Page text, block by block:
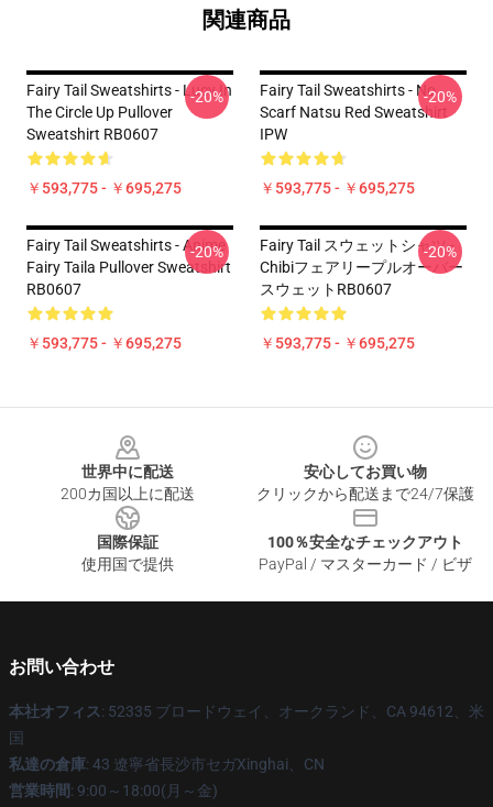
関連商品
Fairy Tail Sweatshirts - Lucy In
The Circle Up Pullover
Sweatshirt RB0607
￥593,775 - ￥695,275
-20%
Fairy Tail Sweatshirts - No
Scarf Natsu Red Sweatshirt
IPW
￥593,775 - ￥695,275
-20%
Fairy Tail Sweatshirts - Anime
Fairy Taila Pullover Sweatshirt
RB0607
￥593,775 - ￥695,275
-20%
Fairy Tail スウェットシャツ -
Chibiフェアリープルオーバー
スウェットRB0607
￥593,775 - ￥695,275
-20%
世界中に配送
200カ国以上に配送
安心してお買い物
クリックから配送まで24/7保護
国際保証
使用国で提供
100％安全なチェックアウト
PayPal / マスターカード / ビザ
お問い合わせ
本社オフィス: 52335 ブロードウェイ、オークランド、CA 94612、米
国
私達の倉庫: 43 遼寧省長沙市セガXinghai、CN
営業時間: 9:00～18:00(月～金)